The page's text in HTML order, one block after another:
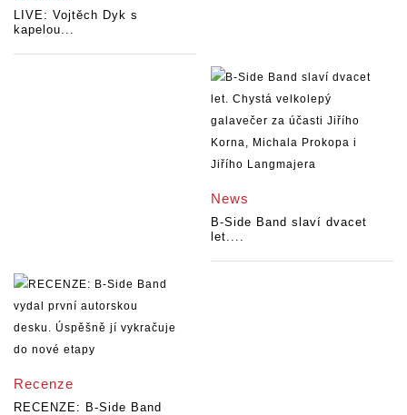
LIVE: Vojtěch Dyk s
kapelou...
News
B-Side Band slaví dvacet
let....
Recenze
RECENZE: B-Side Band